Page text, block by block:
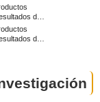
d…
d…